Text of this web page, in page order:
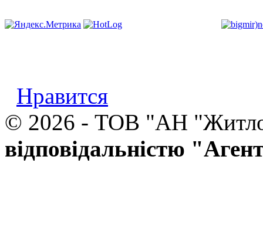
Нравится
© 2026 - ТОВ "АН
відповідальністю